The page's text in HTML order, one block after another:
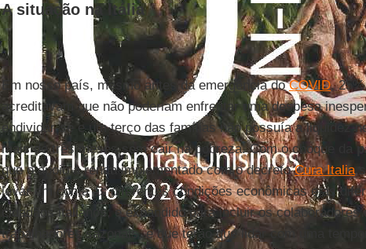
A situação na Itália
Em nosso país, mesmo antes da emergência doCOVID,
acreditavam que não poderiam enfrentar uma despesa
endividar-se e um terço das famílias não possuía a liquidez
mais de três meses sem cair na pobreza. Com o choque da
que o apoio à renda implementado com o decretoCura Italia
levar em conta as diferentes condições econômicas e as
cidadãos italianos, e expandido para incluir os colaboradores
trabalhadores sazonais, e que terão que lidar com uma